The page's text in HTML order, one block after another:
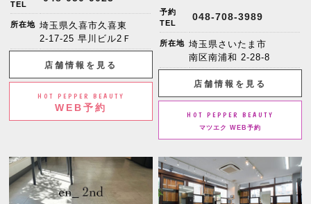
TEL
所在地 埼玉県久喜市久喜東
2-17-25 早川ビル2Ｆ
店舗情報を見る
HOT PEPPER BEAUTY
WEB予約
予約
TEL
048-708-3989
所在地 埼玉県さいたま市
南区南浦和 2-28-8
店舗情報を見る
HOT PEPPER BEAUTY
マツエク WEB予約